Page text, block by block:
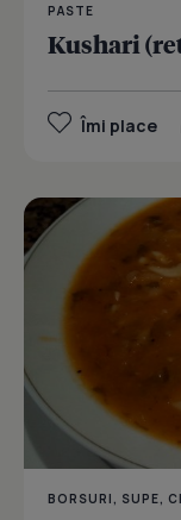
PASTE
Kushari
Îmi place
BORSURI, SUPE,